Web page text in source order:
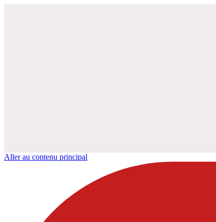
Aller au contenu principal